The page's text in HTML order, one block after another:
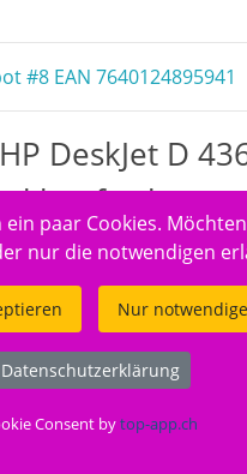
#8 EAN 7640124895941
DeskJet D
color
zu
paar Cookies.
nur die notwendigen
Nur notwendige
Datenschutzerklärung
Consent bytop-app.ch